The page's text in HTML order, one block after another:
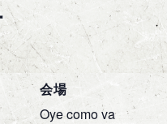
会場
Oye como va